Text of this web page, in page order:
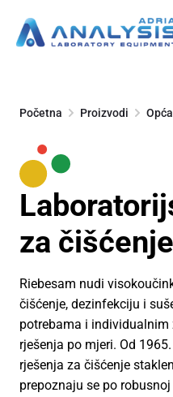
content
Početna Proizvodi
za čišćenje
Riebesam nudi
čišćenje, dezinfekciju i
potrebama i
rješenja po mjeri. Od
rješenja za čišćenje
prepoznaju se po